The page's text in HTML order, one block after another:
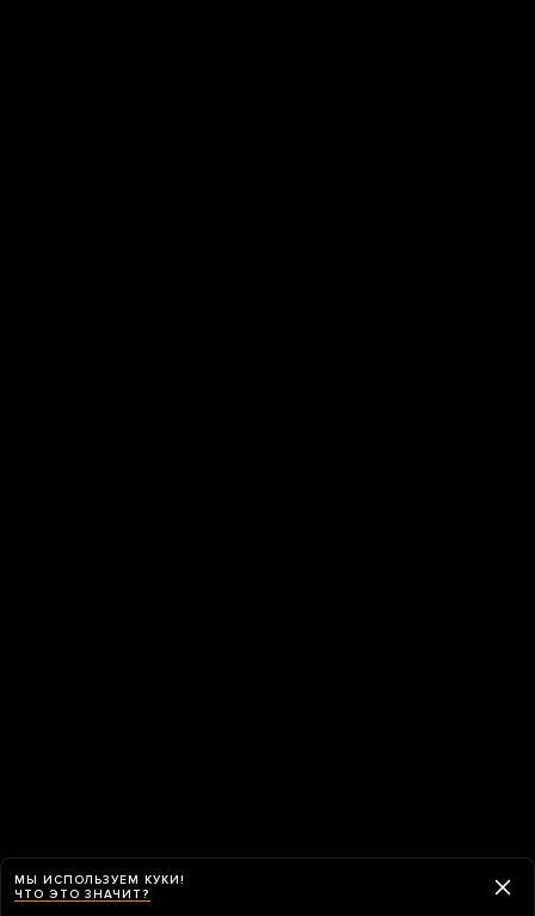
МЫ ИСПОЛЬЗУЕМ КУКИ!
ЧТО ЭТО ЗНАЧИТ?